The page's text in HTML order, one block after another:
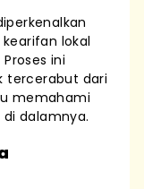
lokal
ini
tercerabut dari
memahami
dalamnya.